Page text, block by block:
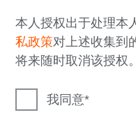
本人授权出于处理本
私政策对上述收集到
将来随时取消该授权。
我同意